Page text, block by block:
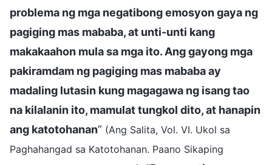
problema ng mga negatibong emosyon gaya ng
pagiging mas mababa, at unti-unti kang
makakaahon mula sa mga ito. Ang gayong mga
pakiramdam ng pagiging mas mababa ay
madaling lutasin kung magagawa ng isang tao
na kilalanin ito, mamulat tungkol dito, at hanapin
ang katotohanan” (Ang Salita, Vol. VI. Ukol sa
Paghahangad sa Katotohanan. Paano Sikaping